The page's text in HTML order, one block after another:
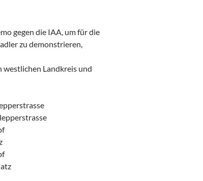
gegen die IAA, um für die
zu demonstrieren,
westlichen Landkreis und